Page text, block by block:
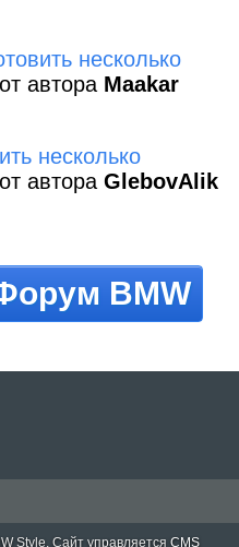
несколько
от автора Maakar
несколько
от автора GlebovAlik
BMW
Style . Сайт управляется CMS